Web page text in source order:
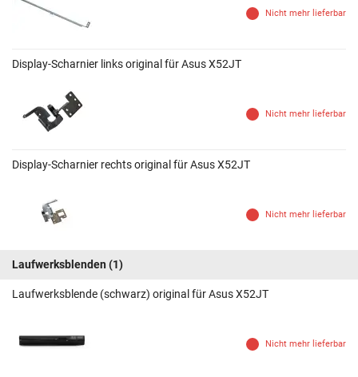
Nicht mehr lieferbar
Display-Scharnier links original für Asus X52JT
Nicht mehr lieferbar
Display-Scharnier rechts original für Asus X52JT
Nicht mehr lieferbar
Laufwerksblenden (1)
Laufwerksblende (schwarz) original für Asus X52JT
Nicht mehr lieferbar